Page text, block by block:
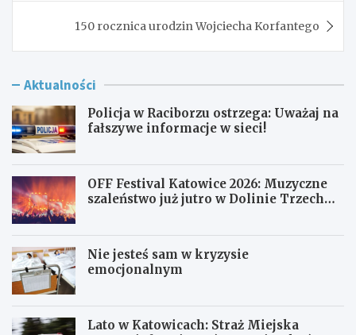
150 rocznica urodzin Wojciecha Korfantego
Aktualności
Policja w Raciborzu ostrzega: Uważaj na
fałszywe informacje w sieci!
OFF Festival Katowice 2026: Muzyczne
szaleństwo już jutro w Dolinie Trzech
Nie jesteś sam w kryzysie
emocjonalnym
Lato w Katowicach: Straż Miejska